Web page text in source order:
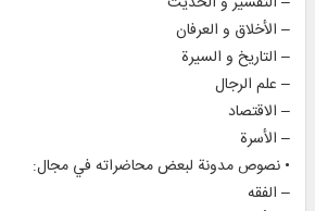
– الأخلاق و العرفان
– التاریخ و السیرة
– علم الرجال
– الاقتصاد
– الأسرة
• نصوص مدونة لبعض محاضراته في مجال:
– الفقه